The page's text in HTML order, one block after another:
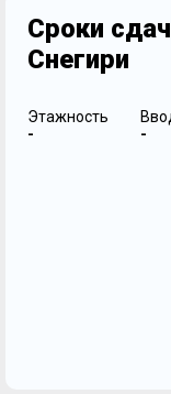
Сроки
Снегири
Этажность
-
-